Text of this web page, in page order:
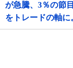
が急騰、3％の節
をトレードの軸